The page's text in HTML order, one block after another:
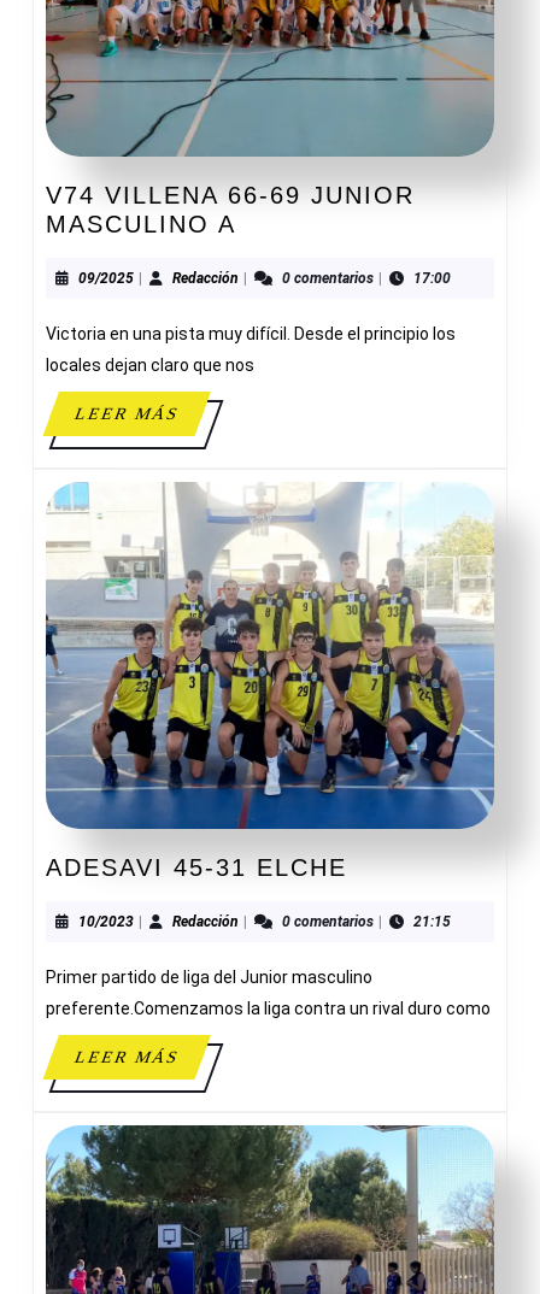
V74 VILLENA 66-69 JUNIOR
MASCULINO A
66-
JUNIOR
MASCULINO
09/202509/2025Redacción Redacción0 comentarios 17:00
Victoria en una pista muy difícil. Desde el principio los
locales dejan claro que nos
LEER MÁSLEER
MÁS
ADESAVI 45-31 ELCHE
31
10/202310/2023Redacción Redacción0 comentarios 21:15
Primer partido de liga del Junior masculino
preferente.Comenzamos la liga contra un rival duro como
LEER MÁSLEER
MÁS